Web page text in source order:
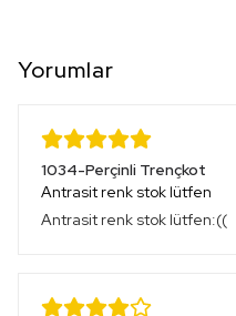
Yorumlar
1034-Perçinli Trençkot
Antrasit renk stok lütfen
Antrasit renk stok lütfen:((